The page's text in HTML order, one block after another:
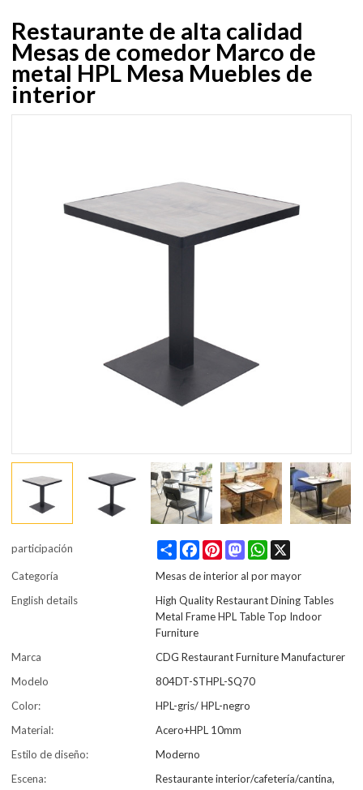
Restaurante de alta calidad
Mesas de comedor Marco de
metal HPL Mesa Muebles de
interior
participación Share FacebookPinterestMastodonWhatsApp
Categoría
Mesas de interior al por mayor
English details
High Quality Restaurant Dining Tables
Metal Frame HPL Table Top Indoor
Furniture
Marca
CDG Restaurant Furniture Manufacturer
Modelo
804DT-STHPL-SQ70
Color:
HPL-gris/ HPL-negro
Material:
Acero+HPL 10mm
Estilo de diseño:
Moderno
Escena:
Restaurante interior/cafetería/cantina,